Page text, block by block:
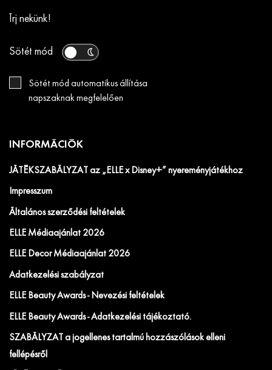
Írj nekünk!
Sötét mód
Sötét mód automatikus állítása
napszaknak megfelelően
INFORMÁCIÓK
JÁTÉKSZABÁLYZAT az „ELLE x Disney+” nyereményjátékhoz
Impresszum
Általános szerződési feltételek
ELLE Médiaajánlat 2026
ELLE Decor Médiaajánlat 2026
Adatkezelési szabályzat
ELLE Beauty Awards - Nevezési feltételek
ELLE Beauty Awards - Adatkezelési tájékoztató.
SZABÁLYZAT a jogellenes tartalmú hozzászólások elleni
fellépésről